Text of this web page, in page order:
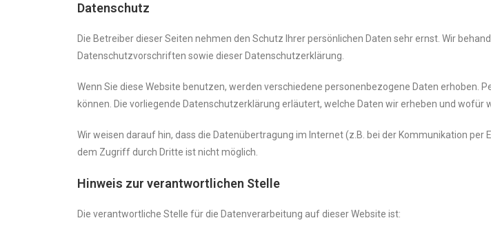
Datenschutz
Die Betreiber dieser Seiten nehmen den Schutz Ihrer persönlichen Daten sehr ernst. Wir
Datenschutzvorschriften sowie dieser Datenschutzerklärung.
Wenn Sie diese Website benutzen, werden verschiedene personenbezogene Daten erhoben.
können. Die vorliegende Datenschutzerklärung erläutert, welche Daten wir erheben und
Wir weisen darauf hin, dass die Datenübertragung im Internet (z.B. bei der Kommunikation
dem Zugriff durch Dritte ist nicht möglich.
Hinweis zur verantwortlichen Stelle
Die verantwortliche Stelle für die Datenverarbeitung auf dieser Website ist: